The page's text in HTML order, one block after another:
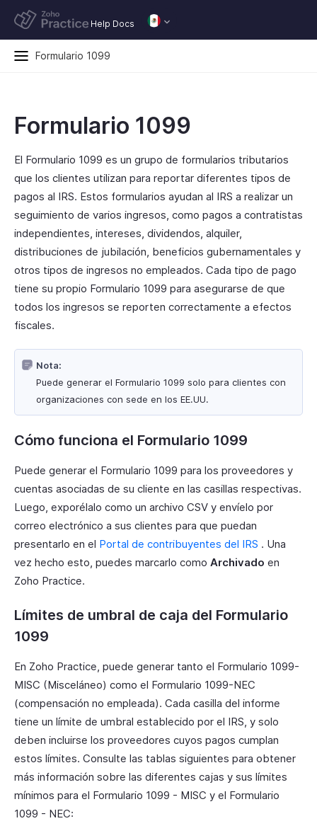
Help Docs
Formulario 1099
Formulario 1099
El Formulario 1099 es un grupo de formularios tributarios
que los clientes utilizan para reportar diferentes tipos de
pagos al IRS. Estos formularios ayudan al IRS a realizar un
seguimiento de varios ingresos, como pagos a contratistas
independientes, intereses, dividendos, alquiler,
distribuciones de jubilación, beneficios gubernamentales y
otros tipos de ingresos no empleados. Cada tipo de pago
tiene su propio Formulario 1099 para asegurarse de que
todos los ingresos se reporten correctamente a efectos
fiscales.
Nota:
Puede generar el Formulario 1099 solo para clientes con
organizaciones con sede en los EE.UU.
Cómo funciona el Formulario 1099
Puede generar el Formulario 1099 para los proveedores y
cuentas asociadas de su cliente en las casillas respectivas.
Luego, exporélalo como un archivo CSV y envíelo por
correo electrónico a sus clientes para que puedan
presentarlo en el Portal de contribuyentes del IRS . Una
vez hecho esto, puedes marcarlo como Archivado en
Zoho Practice.
Límites de umbral de caja del Formulario
1099
En Zoho Practice, puede generar tanto el Formulario 1099-
MISC (Misceláneo) como el Formulario 1099-NEC
(compensación no empleada). Cada casilla del informe
tiene un límite de umbral establecido por el IRS, y solo
deben incluirse los proveedores cuyos pagos cumplan
estos límites. Consulte las tablas siguientes para obtener
más información sobre las diferentes cajas y sus límites
mínimos para el Formulario 1099 - MISC y el Formulario
1099 - NEC: